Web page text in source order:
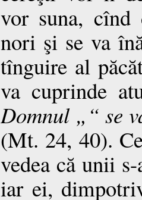
vor suna,
nori şi se va
tînguire al
va cuprinde
Domnul „“ se
(Mt. 24, 40).
vedea că unii
iar ei,